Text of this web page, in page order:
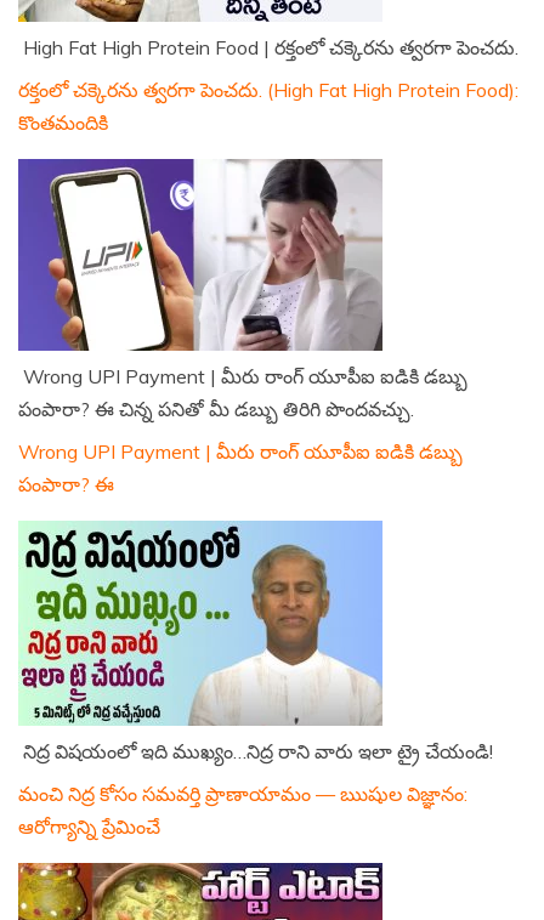
High Fat High Protein Food | రక్తంలో చక్కెరను త్వరగా పెంచదు.
రక్తంలో చక్కెరను త్వరగా పెంచదు. (High Fat High Protein Food):
కొంతమందికి
Wrong UPI Payment | మీరు రాంగ్ యూపీఐ ఐడికి డబ్బు
పంపారా? ఈ చిన్న పనితో మీ డబ్బు తిరిగి పొందవచ్చు.
Wrong UPI Payment | మీరు రాంగ్ యూపీఐ ఐడికి డబ్బు
పంపారా? ఈ
నిద్ర విషయంలో ఇది ముఖ్యం…నిద్ర రాని వారు ఇలా ట్రై చేయండి!
మంచి నిద్ర కోసం సమవర్తి ప్రాణాయామం — ఋషుల విజ్ఞానం:
ఆరోగ్యాన్ని ప్రేమించే